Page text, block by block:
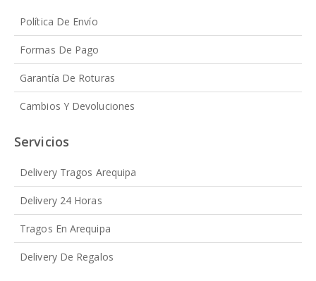
Política De Envío
Formas De Pago
Garantía De Roturas
Cambios Y Devoluciones
Servicios
Delivery Tragos Arequipa
Delivery 24 Horas
Tragos En Arequipa
Delivery De Regalos